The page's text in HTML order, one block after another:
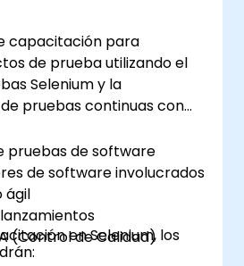
capacitación para
de prueba utilizando el
Selenium y la
pruebas continuas con
pruebas de software
de software involucrados
ágil
(Control de Calidad)
en Selenium, los